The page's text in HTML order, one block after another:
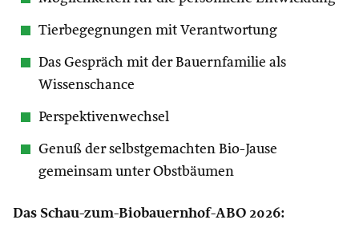
Tierbegegnungen mit Verantwortung
Das Gespräch mit der Bauernfamilie als
Wissenschance
Perspektivenwechsel
Genuß der selbstgemachten Bio-Jause
gemeinsam unter Obstbäumen
Das Schau-zum-Biobauernhof-ABO 2026: